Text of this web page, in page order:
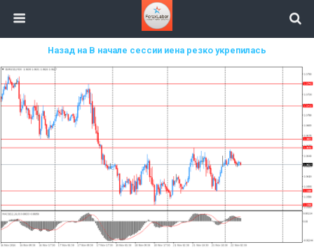
Назад на В начале сессии иена резко укрепилась